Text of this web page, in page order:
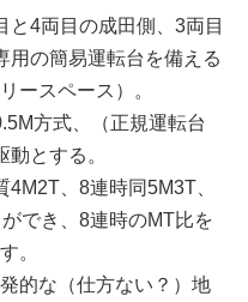
と4両目の成田側、3両目
用の簡易運転台を備える
ースペース）。
方式、（正規運転台
とする。
、8連時同5M3T、
でき、8連時のMT比を
。
的な（仕方ない？）地